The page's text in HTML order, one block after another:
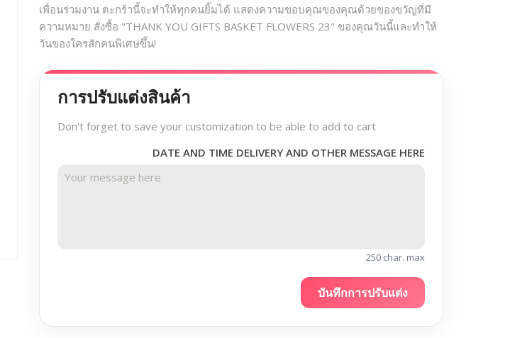
เพื่อนร่วมงาน ตะกร้านี้จะทำให้ทุกคนยิ้มได้ แสดงความขอบคุณของคุณด้วยของขวัญที่มี
ความหมาย สั่งซื้อ "THANK YOU GIFTS BASKET FLOWERS 23" ของคุณวันนี้และทำให้
วันของใครสักคนพิเศษขึ้น!
การปรับแต่งสินค้า
Don't forget to save your customization to be able to add to cart
DATE AND TIME DELIVERY AND OTHER MESSAGE HERE
250 char. max
บันทึกการปรับแต่ง